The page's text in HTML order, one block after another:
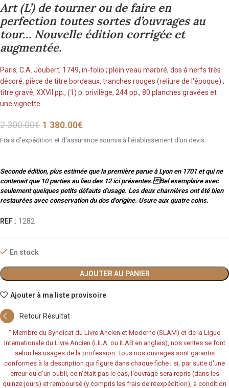
Art (L’) de tourner ou de faire en
perfection toutes sortes d’ouvrages au
tour… Nouvelle édition corrigée et
augmentée.
Paris, C.A. Joubert, 1749, in-folio ; plein veau marbré, dos à nerfs très
décoré, pièce de titre bordeaux, tranches rouges (reliure de l'époque) ;
titre gravé, XXVII pp., (1) p. privilège, 244 pp., 80 planches gravées et
une vignette.
2 300.00€ 1 380.00€
Frais d'expédition et d'assurance soumis à l'établissement d'un devis.
Seconde édition, plus estimée que la première parue à Lyon en 1701 et qui ne
contenait que 10 parties au lieu des 12 ici présentes. Bel exemplaire avec
seulement quelques petits défauts d'usage. Les deux charnières ont été bien
restaurées avec conservation du dos d'origine. Usure aux quatre coins.
REF : 1282
En stock
AJOUTER AU PANIER
Ajouter à ma liste provisoire
Retour Résultat
" Membre du Syndicat du Livre Ancien et Moderne (SLAM) et de la Ligue
Internationale du Livre Ancien (LILA, ou ILAB en anglais), nos ventes se font
selon les usages de la profession. Tous nos ouvrages sont garantis
conformes à la description qui figure dans chaque fiche ; si, par suite d'une
erreur ou d'un oubli, ce n'était pas le cas, l'ouvrage sera repris (dans les
quinze jours) et remboursé (y compris les frais de réexpédition), à condition